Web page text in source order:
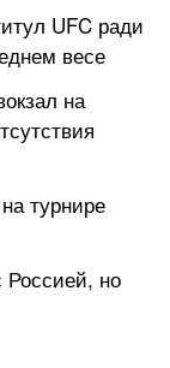
UFC ради
весе
на
турнире
но